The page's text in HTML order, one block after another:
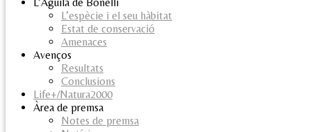
L’espècie i el seu hàbitat
Estat de conservació
Amenaces
Avenços
Resultats
Conclusions
Life+/Natura2000
Àrea de premsa
Notes de premsa